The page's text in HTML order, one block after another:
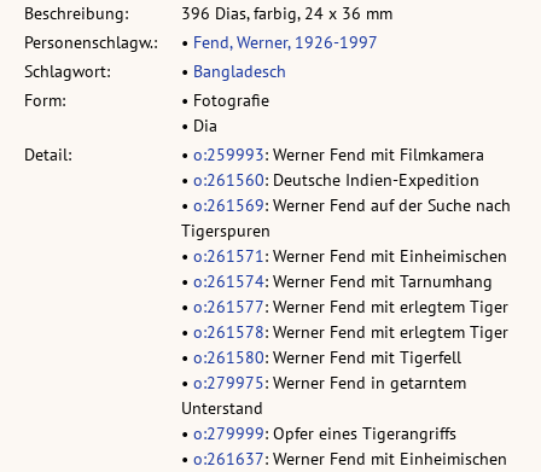
Beschreibung:
396 Dias, farbig, 24 x 36 mm
Personenschlagw.:
• Fend, Werner, 1926-1997
Schlagwort:
• Bangladesch
Form:
• Fotografie
• Dia
Detail:
• o:259993: Werner Fend mit Filmkamera
• o:261560: Deutsche Indien-Expedition
• o:261569: Werner Fend auf der Suche nach
Tigerspuren
• o:261571: Werner Fend mit Einheimischen
• o:261574: Werner Fend mit Tarnumhang
• o:261577: Werner Fend mit erlegtem Tiger
• o:261578: Werner Fend mit erlegtem Tiger
• o:261580: Werner Fend mit Tigerfell
• o:279975: Werner Fend in getarntem
Unterstand
• o:279999: Opfer eines Tigerangriffs
• o:261637: Werner Fend mit Einheimischen